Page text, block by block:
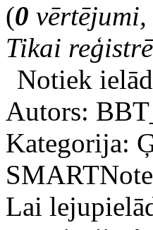
(0
Tikai
Notiek
Autors:
Kategorija:
Lai